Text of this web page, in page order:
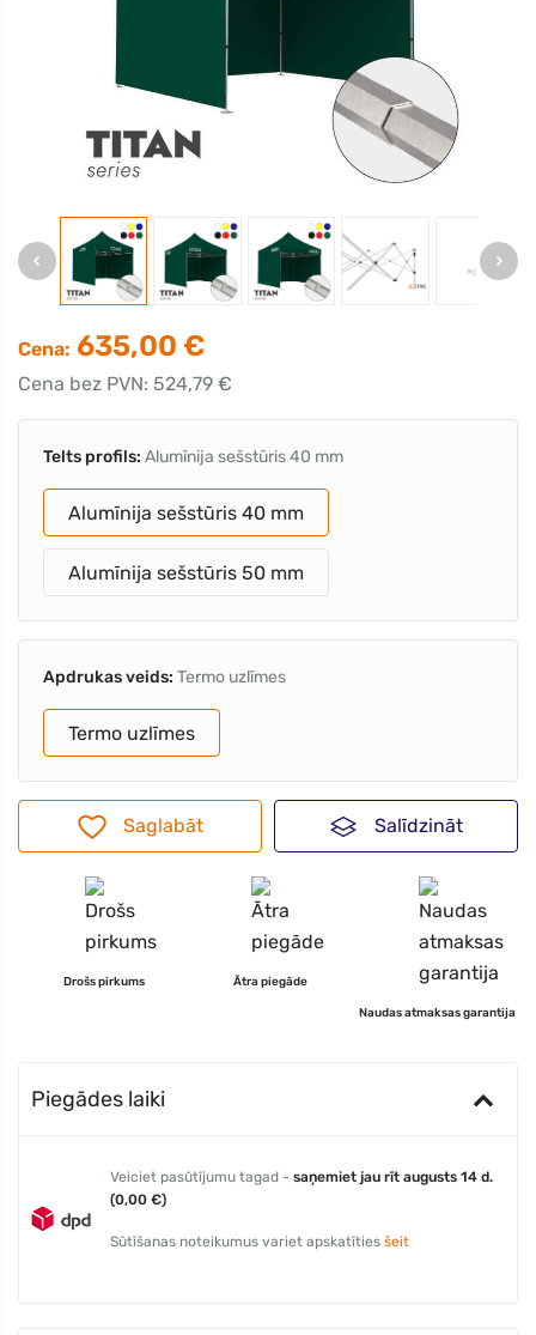
Cena: 635,00 €
Cena bez PVN: 524,79 €
Telts profils: Alumīnija sešstūris 40 mm
Alumīnija sešstūris 40 mm
Alumīnija sešstūris 50 mm
Apdrukas veids: Termo uzlīmes
Termo uzlīmes
Saglabāt Salīdzināt
Drošs pirkums Ātra piegāde
Naudas atmaksas garantija
Piegādes laiki
Veiciet pasūtījumu tagad - saņemiet jau rīt augusts 14 d.
(0,00 €)
Sūtīšanas noteikumus variet apskatīties šeit